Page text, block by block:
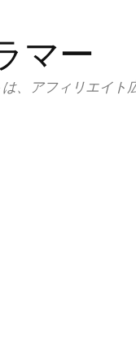
マー
、アフィリエイト